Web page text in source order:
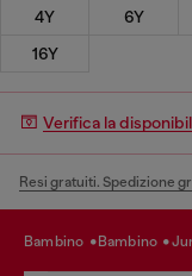
4Y 6Y
16Y
Verifica la
Resi gratuiti. Spedizione
bambino bambino